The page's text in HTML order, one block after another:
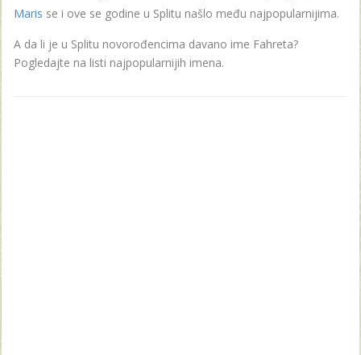
Maris se i ove se godine u Splitu našlo među najpopularnijima.
A da li je u Splitu novorođencima davano ime Fahreta?
Pogledajte na listi najpopularnijih imena.